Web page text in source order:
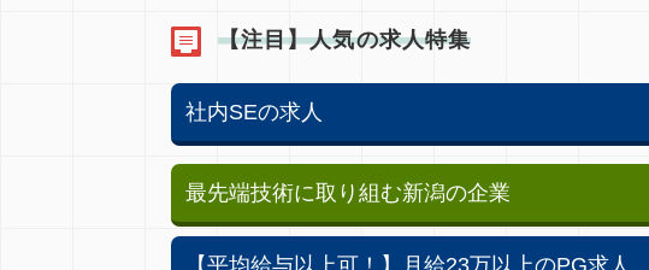
【注目】人気の求人特集
社内SEの求人
最先端技術に取り組む新潟の企業
【平均給与以上可！】月給23万以上のPG求人